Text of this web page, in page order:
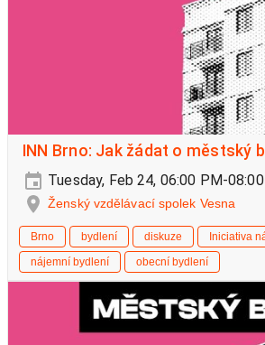
INN Brno: Jak žádat o městský
Tuesday, Feb 24, 06:00 PM-
Ženský vzdělávací spolek Vesna
Brno bydlení diskuze
Iniciativa
nájemní bydlení
obecní bydlení